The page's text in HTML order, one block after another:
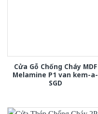
Cửa Gỗ Chống Cháy MDF
Melamine P1 van kem-a-
SGD